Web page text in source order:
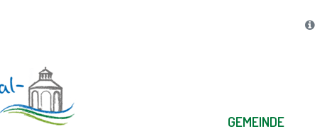
GEMEINDE